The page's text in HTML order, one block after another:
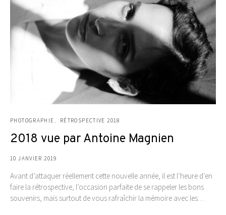
PHOTOGRAPHIE RÉTROSPECTIVE 2018
2018 vue par Antoine Magnien
10 JANVIER 2019
Avant d’attaquer réellement cette nouvelle année, il est l’heure d’en
faire la rétrospective, l’occasion parfaite de se rappeler les bons
souvenirs, mais surtout de vous rafraîchir la mémoire avec les…